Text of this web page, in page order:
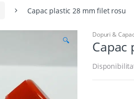
Capac plastic 28 mm filet rosu
🔍
Dopuri &
Capac